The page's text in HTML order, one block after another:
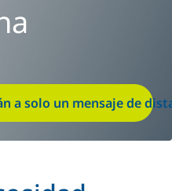
a solo un mensaje de